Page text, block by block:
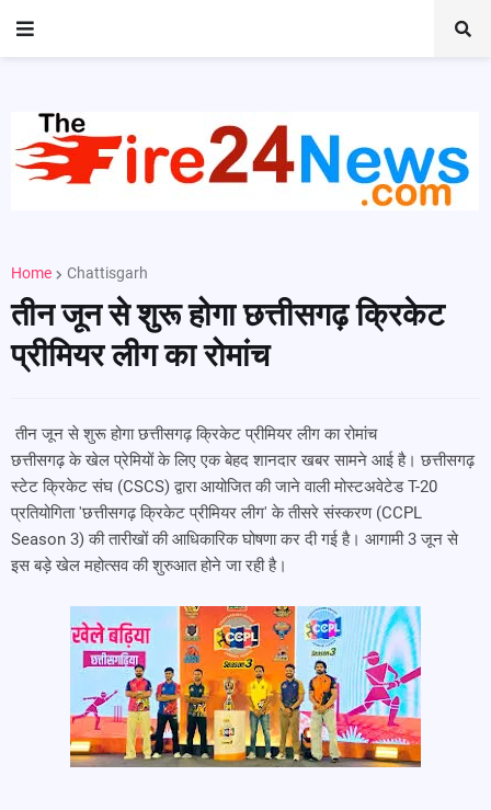
Home Chattisgarh
तीन जून से शुरू होगा छत्तीसगढ़ क्रिकेट
प्रीमियर लीग का रोमांच
तीन जून से शुरू होगा छत्तीसगढ़ क्रिकेट प्रीमियर लीग का रोमांच
छत्तीसगढ़ के खेल प्रेमियों के लिए एक बेहद शानदार खबर सामने आई है। छत्तीसगढ़
स्टेट क्रिकेट संघ (CSCS) द्वारा आयोजित की जाने वाली मोस्टअवेटेड T-20
प्रतियोगिता 'छत्तीसगढ़ क्रिकेट प्रीमियर लीग' के तीसरे संस्करण (CCPL
Season 3) की तारीखों की आधिकारिक घोषणा कर दी गई है। आगामी 3 जून से
इस बड़े खेल महोत्सव की शुरुआत होने जा रही है।